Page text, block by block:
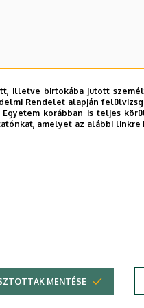
illetve birtokába jutott
Rendelet alapján
korábban is teljes
amelyet az alábbi
MENTÉSE